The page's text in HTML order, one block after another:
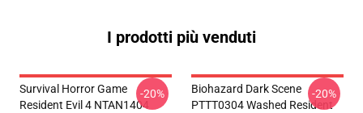
I prodotti più venduti
Survival Horror Game
Resident Evil 4 NTAN1404
-20%
Biohazard Dark Scene
PTTT0304 Washed Resident
-20%